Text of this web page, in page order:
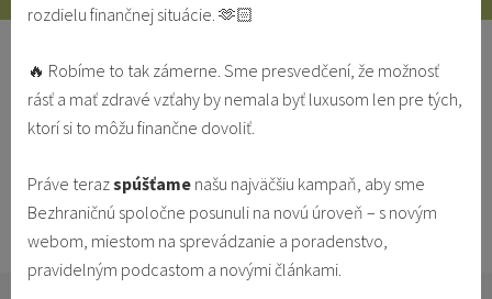
Svedectvo: Bála som sa nadväzovať
vzťahy s mužmi kvôli môjmu otcovi
DÔVERA KRÍZA SVEDECTVÁ ZOZNAMOVANIE
Redakcia
11.7.2022 Vzťahy & Identita
rozdielu finančnej situácie. 🫶🏻
🔥 Robíme to tak zámerne. Sme presvedčení, že možnosť
rásť a mať zdravé vzťahy by nemala byť luxusom len pre tých,
ktorí si to môžu finančne dovoliť.
Práve terazspúšťame našu najväčšiu kampaň, aby sme
Bezhraničnú spoločne posunuli na novú úroveň – s novým
webom, miestom na sprevádzanie a poradenstvo,
pravidelným podcastom a novými článkami.